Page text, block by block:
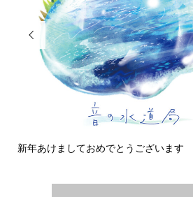

年あけましておめでとうございます